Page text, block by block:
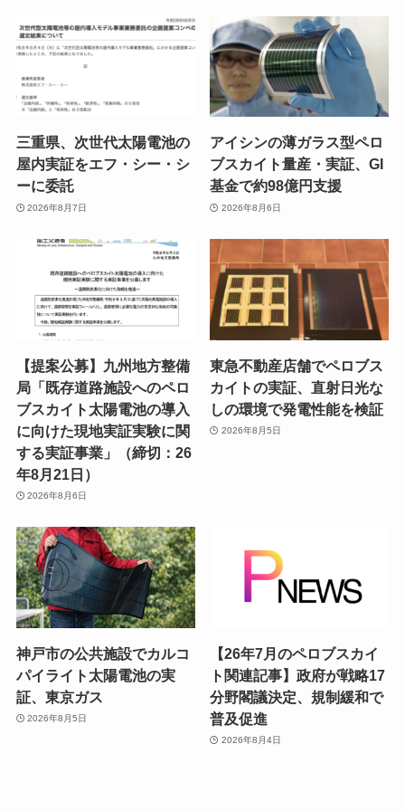
三重県、次世代太陽電池の
屋内実証をエフ・シー・シ
ーに委託
2026年8月7日
アイシンの薄ガラス型ペロ
ブスカイト量産・実証、GI
基金で約98億円支援
2026年8月6日
【提案公募】九州地方整備
局「既存道路施設へのペロ
ブスカイト太陽電池の導入
に向けた現地実証実験に関
する実証事業」（締切：26
年8月21日）
2026年8月6日
東急不動産店舗でペロブス
カイトの実証、直射日光な
しの環境で発電性能を検証
2026年8月5日
神戸市の公共施設でカルコ
パイライト太陽電池の実
証、東京ガス
2026年8月5日
【26年7月のペロブスカイ
ト関連記事】政府が戦略17
分野閣議決定、規制緩和で
普及促進
2026年8月4日